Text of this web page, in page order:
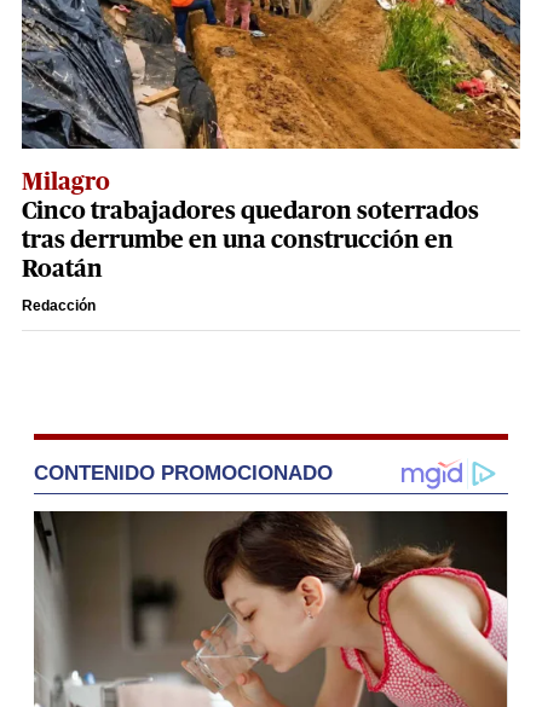
Milagro
Cinco trabajadores quedaron soterrados
tras derrumbe en una construcción en
Roatán
Redacción
CONTENIDO PROMOCIONADO